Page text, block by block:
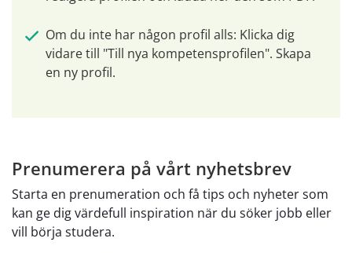
Om du inte har någon profil alls: Klicka dig
vidare till "Till nya kompetensprofilen". Skapa
en ny profil.
Prenumerera på vårt nyhetsbrev
Starta en prenumeration och få tips och nyheter som
kan ge dig värdefull inspiration när du söker jobb eller
vill börja studera.